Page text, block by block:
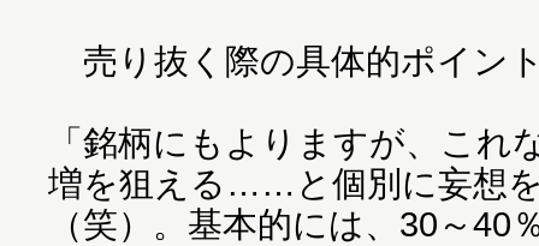
売り抜く際の具体的ポイン
「銘柄にもよりますが、これ
増を狙える……と個別に妄想
（笑）。基本的には、30～